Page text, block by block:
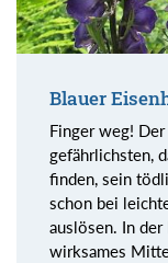
Blauer
Finger weg!
gefährlichsten,
finden, sein
schon bei
auslösen. In
wirksames